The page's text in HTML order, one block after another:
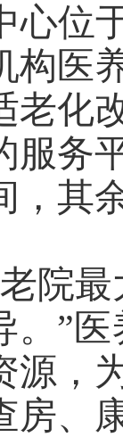
心位
构医
老化
服务
，其
院
。”
源，
房、